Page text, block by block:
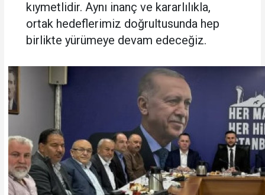
kıymetlidir. Aynı inanç ve kararlılıkla,
ortak hedeflerimiz doğrultusunda hep
birlikte yürümeye devam edeceğiz.